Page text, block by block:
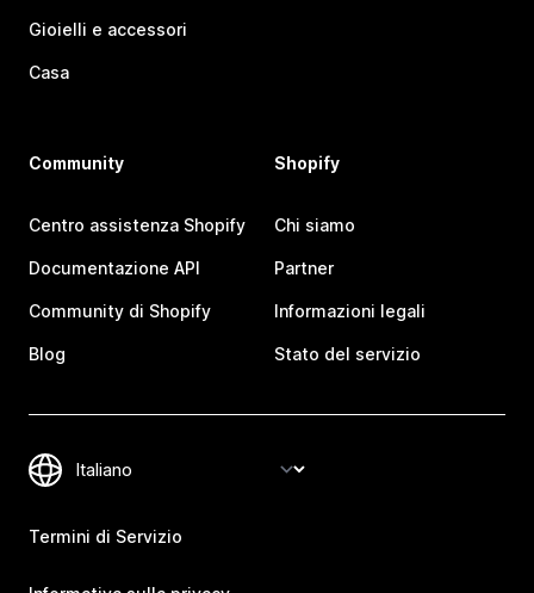
Gioielli e accessori
Casa
Community
Centro assistenza Shopify
Documentazione API
Community di Shopify
Blog
Shopify
Chi siamo
Partner
Informazioni legali
Stato del servizio
Termini di Servizio